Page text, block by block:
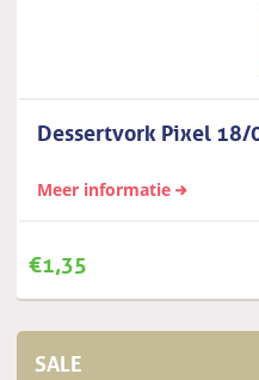
Dessertvork Pixel 18/
Meer informatie
€1,35
SALE